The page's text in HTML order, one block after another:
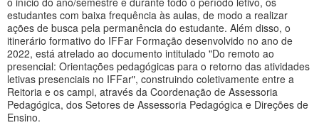
estudantes com baixa frequência às aulas, de modo a realizar
ações de busca pela permanência do estudante. Além disso, o
itinerário formativo do IFFar Formação desenvolvido no ano de
2022, está atrelado ao documento intitulado "Do remoto ao
presencial: Orientações pedagógicas para o retorno das atividades
letivas presenciais no IFFar", construindo coletivamente entre a
Reitoria e os campi, através da Coordenação de Assessoria
Pedagógica, dos Setores de Assessoria Pedagógica e Direções de
Ensino.